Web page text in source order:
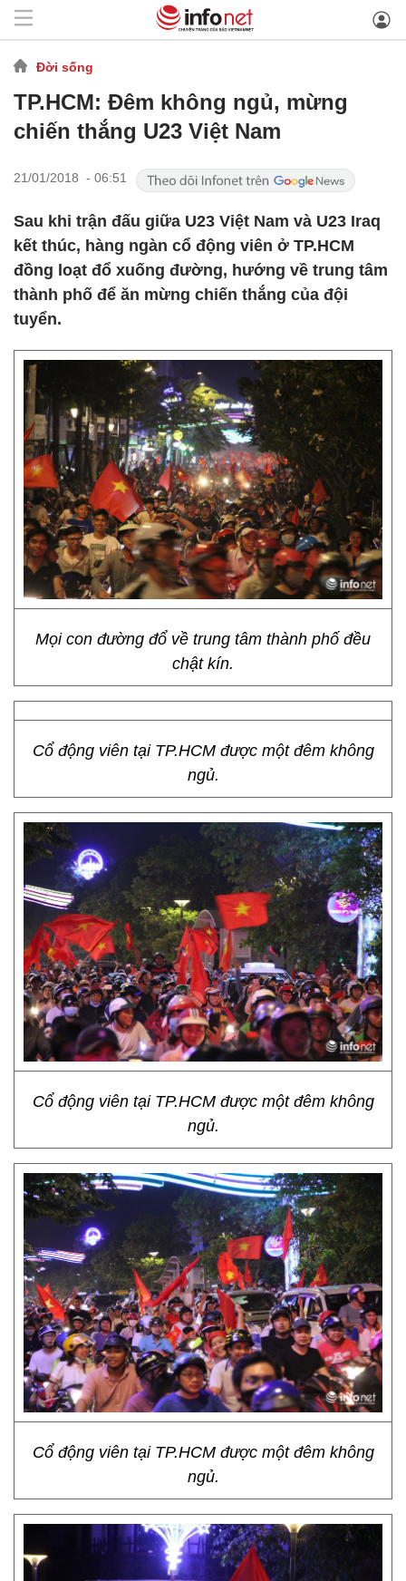
Đời sống
TP.HCM: Đêm không ngủ, mừng
chiến thắng U23 Việt Nam
21/01/2018 - 06:51
Sau khi trận đấu giữa U23 Việt Nam và U23 Iraq
kết thúc, hàng ngàn cổ động viên ở TP.HCM
đồng loạt đổ xuống đường, hướng về trung tâm
thành phố để ăn mừng chiến thắng của đội
tuyển.
Mọi con đường đổ về trung tâm thành phố đều
chật kín.
Cổ động viên tại TP.HCM được một đêm không
ngủ.
Cổ động viên tại TP.HCM được một đêm không
ngủ.
Cổ động viên tại TP.HCM được một đêm không
ngủ.